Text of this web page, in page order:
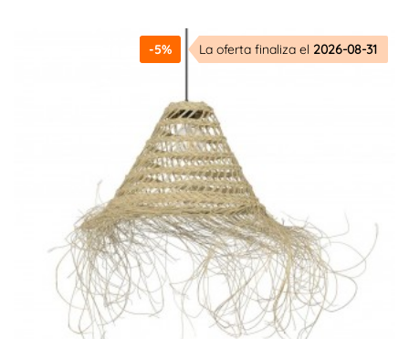
-5% La oferta finaliza el 2026-08-31